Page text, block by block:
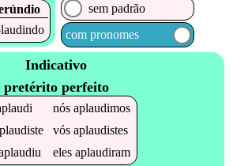
sem padrão
com pronomes
Indicativo
pretérito perfeito
nósaplaudimos
vósaplaudistes
elesaplaudiram